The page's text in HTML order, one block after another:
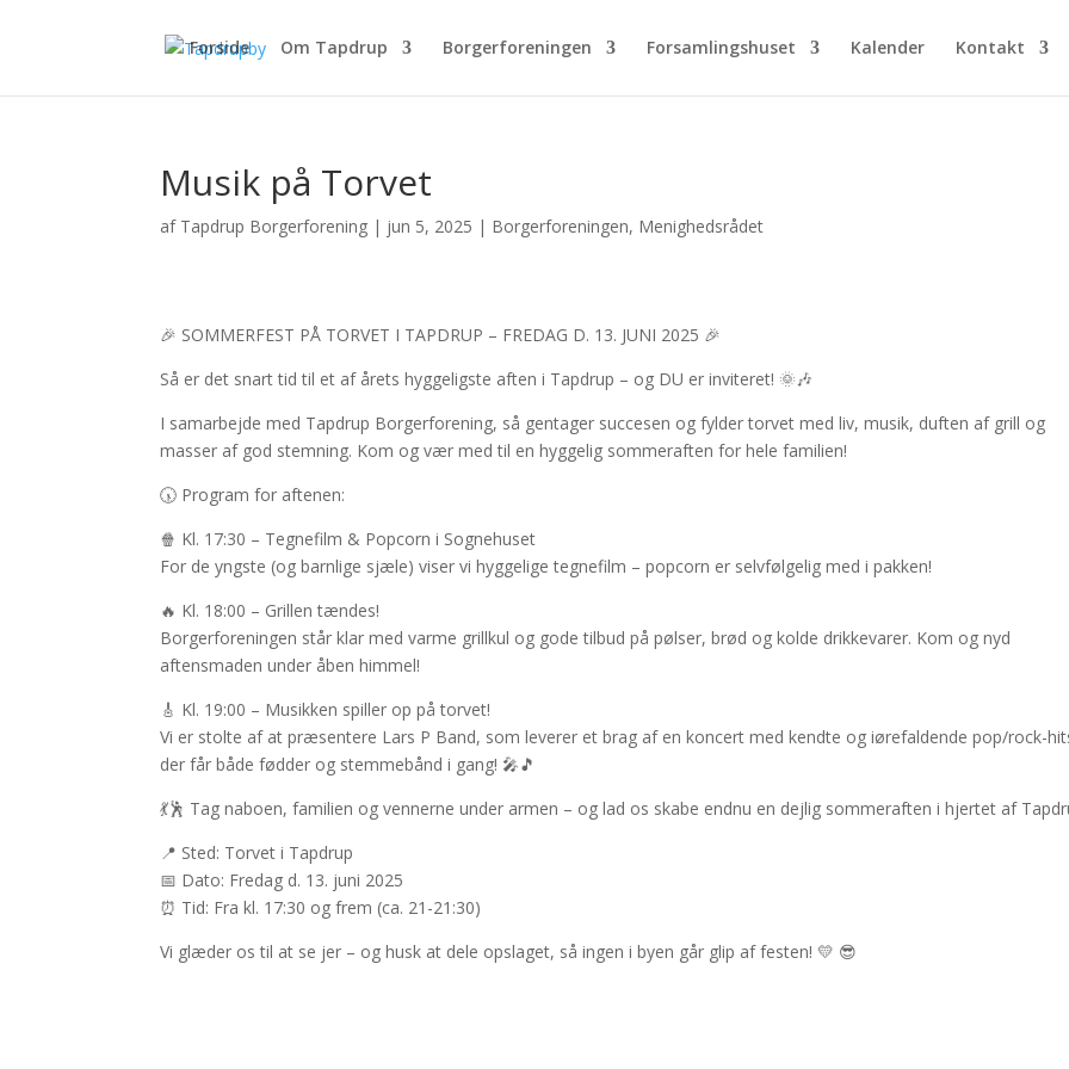
Forside Om Tapdrup Borgerforeningen Forsamlingshuset Kalender Kontakt
Musik på Torvet
af Tapdrup Borgerforening | jun 5, 2025 | Borgerforeningen, Menighedsrådet
🎉 SOMMERFEST PÅ TORVET I TAPDRUP – FREDAG D. 13. JUNI 2025 🎉
Så er det snart tid til et af årets hyggeligste aften i Tapdrup – og DU er inviteret! 🌞🎶
I samarbejde med Tapdrup Borgerforening, så gentager succesen og fylder torvet med liv, musik, duften af grill og
masser af god stemning. Kom og vær med til en hyggelig sommeraften for hele familien!
🕠 Program for aftenen:
🍿 Kl. 17:30 – Tegnefilm & Popcorn i Sognehuset
For de yngste (og barnlige sjæle) viser vi hyggelige tegnefilm – popcorn er selvfølgelig med i pakken!
🔥 Kl. 18:00 – Grillen tændes!
Borgerforeningen står klar med varme grillkul og gode tilbud på pølser, brød og kolde drikkevarer. Kom og nyd
aftensmaden under åben himmel!
🎸 Kl. 19:00 – Musikken spiller op på torvet!
Vi er stolte af at præsentere Lars P Band, som leverer et brag af en koncert med kendte og iørefaldende pop/rock-
der får både fødder og stemmebånd i gang! 🎤🎵
💃🕺 Tag naboen, familien og vennerne under armen – og lad os skabe endnu en dejlig sommeraften i hjertet af
📍 Sted: Torvet i Tapdrup
📅 Dato: Fredag d. 13. juni 2025
⏰ Tid: Fra kl. 17:30 og frem (ca. 21-21:30)
Vi glæder os til at se jer – og husk at dele opslaget, så ingen i byen går glip af festen! 💛 😎